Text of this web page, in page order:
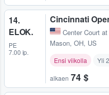
14.
ELOK.
PE
7.00 ip.
Cincinnati
Center Court
Mason, OH, US
Ensi viikolla Yli
alkaen 74 $